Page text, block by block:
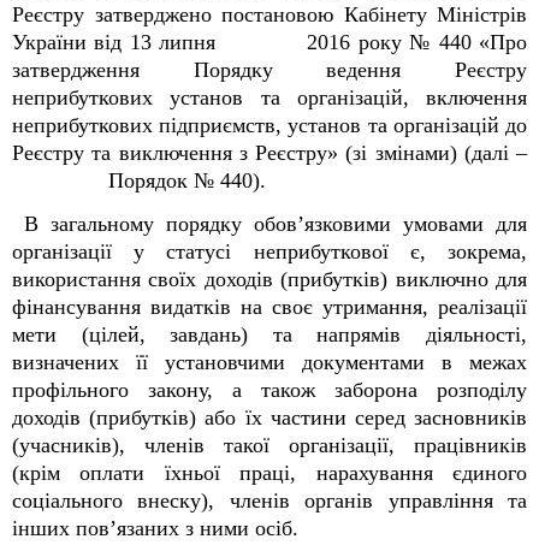
Реєстру затверджено постановою Кабінету Міністрів
України від 13 липня 2016 року № 440 «Про
затвердження Порядку ведення Реєстру
неприбуткових установ та організацій, включення
неприбуткових підприємств, установ та організацій до
Реєстру та виключення з Реєстру» (зі змінами) (далі –
Порядок № 440).
В загальному порядку обов’язковими умовами для
організації у статусі неприбуткової є, зокрема,
використання своїх доходів (прибутків) виключно для
фінансування видатків на своє утримання, реалізації
мети (цілей, завдань) та напрямів діяльності,
визначених її установчими документами в межах
профільного закону, а також заборона розподілу
доходів (прибутків) або їх частини серед засновників
(учасників), членів такої організації, працівників
(крім оплати їхньої праці, нарахування єдиного
соціального внеску), членів органів управління та
інших пов’язаних з ними осіб.